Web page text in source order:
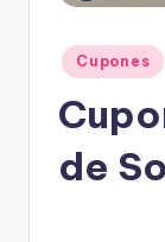
Posted
in
Cupones
de